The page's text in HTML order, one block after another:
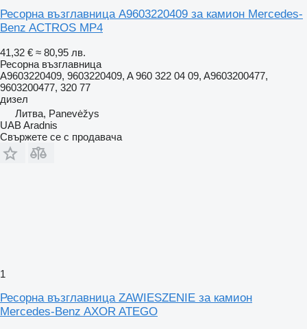
Ресорна възглавница A9603220409 за камион Mercedes-
Benz ACTROS MP4
41,32 € ≈ 80,95 лв.
Ресорна възглавница
A9603220409, 9603220409, A 960 322 04 09, A9603200477,
9603200477, 320 77
дизел
Литва, Panevėžys
UAB Aradnis
Свържете се с продавача
1
Ресорна възглавница ZAWIESZENIE за камион
Mercedes-Benz AXOR ATEGO